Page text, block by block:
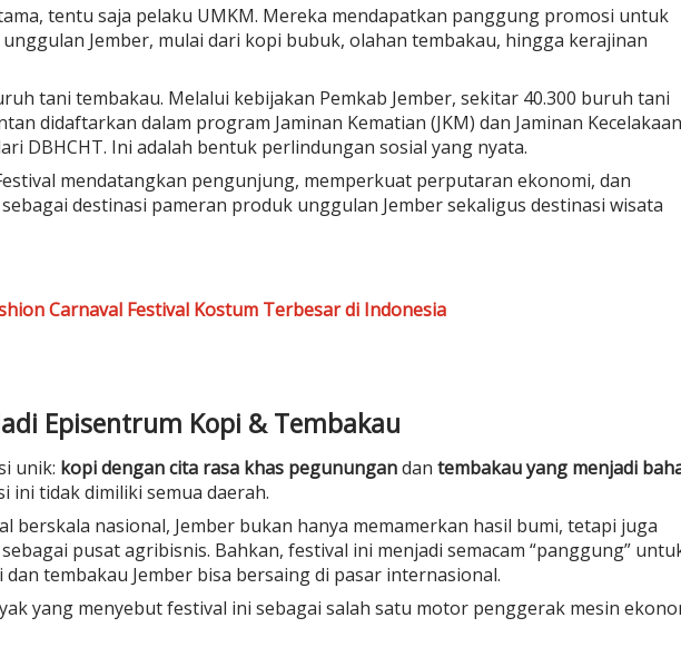
tentu saja pelaku UMKM. Mereka mendapatkan panggung promosi untuk
Jember, mulai dari kopi bubuk, olahan tembakau, hingga kerajinan
tani tembakau. Melalui kebijakan Pemkab Jember, sekitar 40.300 buruh tani
didaftarkan dalam program Jaminan Kematian (JKM) dan Jaminan Kecelakaan
DBHCHT. Ini adalah bentuk perlindungan sosial yang nyata.
mendatangkan pengunjung, memperkuat perputaran ekonomi, dan
destinasi pameran produk unggulan Jember sekaligus destinasi wisata
Carnaval Festival Kostum Terbesar di Indonesia
Episentrum Kopi & Tembakau
unik: kopi dengan cita rasa khas pegunungandan tembakau yang menjadi
ini tidak dimiliki semua daerah.
berskala nasional, Jember bukan hanya memamerkan hasil bumi, tetapi juga
pusat agribisnis. Bahkan, festival ini menjadi semacam “panggung”
tembakau Jember bisa bersaing di pasar internasional.
yang menyebut festival ini sebagai salah satu motor penggerak mesin